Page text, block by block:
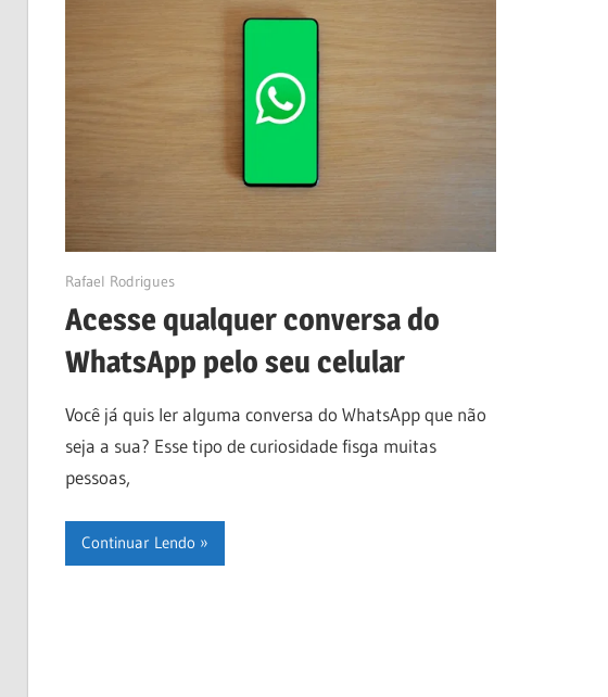
02/07/2024
Rafael Rodrigues
Acesse qualquer conversa do
WhatsApp pelo seu celular
Você já quis ler alguma conversa do WhatsApp que não
seja a sua? Esse tipo de curiosidade fisga muitas
pessoas,
Continuar Lendo